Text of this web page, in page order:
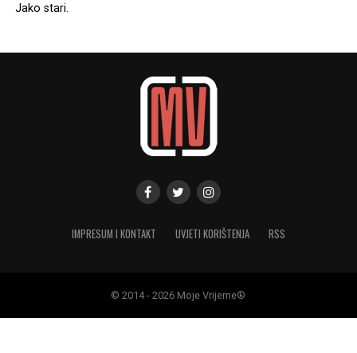
Jako stari.
IMPRESUM I KONTAKT UVJETI KORIŠTENJA RSS
© 2014 - 2026 Moje Vrijeme®